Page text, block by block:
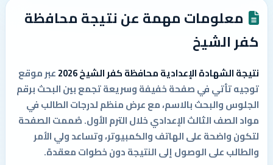
معلومات مهمة عن نتيجة محافظة
كفر الشيخ
نتيجة الشهادة الإعدادية محافظة كفر الشيخ 2026
عبر موقع
توجيه تأتي في صفحة خفيفة وسريعة تجمع بين البحث برقم
الجلوس والبحث بالاسم، مع عرض منظم لدرجات الطالب في
مواد الصف الثالث الإعدادي خلال الترم الأول. صُممت الصفحة
لتكون واضحة على الهاتف والكمبيوتر، وتساعد ولي الأمر
والطالب على الوصول إلى النتيجة دون خطوات معقدة.